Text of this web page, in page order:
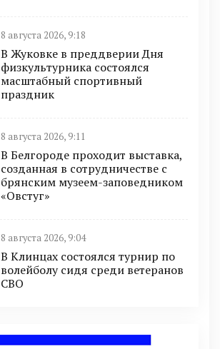
8 августа 2026, 9:18
В Жуковке в преддверии Дня
физкультурника состоялся
масштабный спортивный
праздник
8 августа 2026, 9:11
В Белгороде проходит выставка,
созданная в сотрудничестве с
брянским музеем-заповедником
«Овстуг»
8 августа 2026, 9:04
В Клинцах состоялся турнир по
волейболу сидя среди ветеранов
СВО